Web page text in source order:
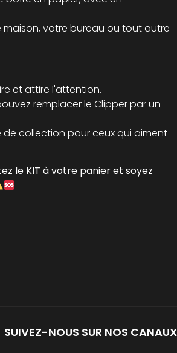
votre bureau ou tout autre
et attire l'attention.
remplacer le Clipper par un
de collection pour ceux qui aiment
le KIT à votre panier et soyez
SUIVEZ-NOUS SUR NOS CANAUX